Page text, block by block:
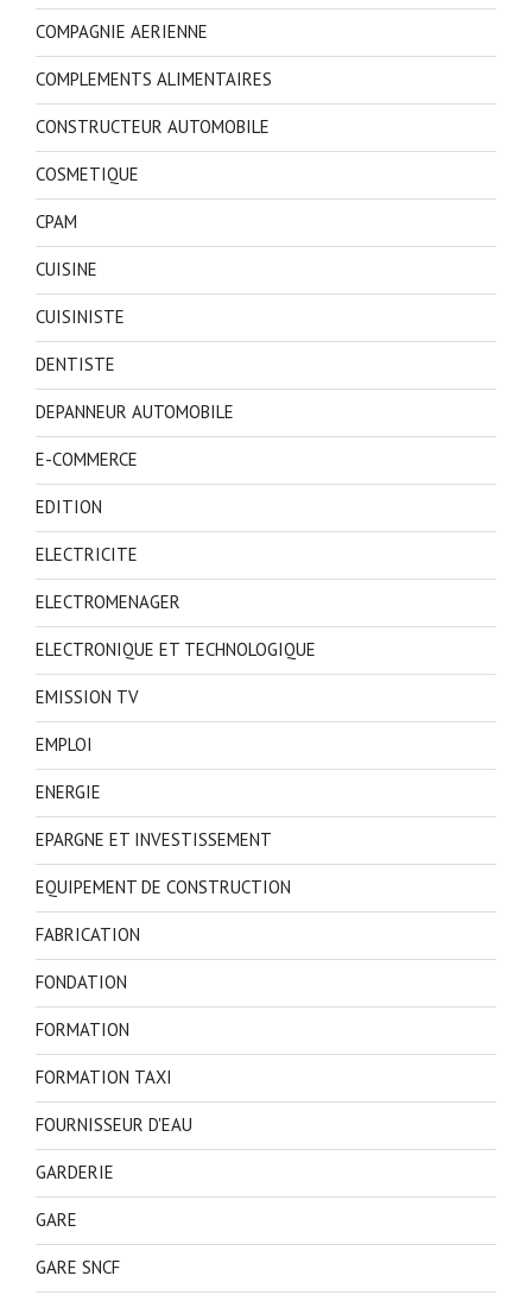
COMPAGNIE AERIENNE
COMPLEMENTS ALIMENTAIRES
CONSTRUCTEUR AUTOMOBILE
COSMETIQUE
CPAM
CUISINE
CUISINISTE
DENTISTE
DEPANNEUR AUTOMOBILE
E-COMMERCE
EDITION
ELECTRICITE
ELECTROMENAGER
ELECTRONIQUE ET TECHNOLOGIQUE
EMISSION TV
EMPLOI
ENERGIE
EPARGNE ET INVESTISSEMENT
EQUIPEMENT DE CONSTRUCTION
FABRICATION
FONDATION
FORMATION
FORMATION TAXI
FOURNISSEUR D'EAU
GARDERIE
GARE
GARE SNCF